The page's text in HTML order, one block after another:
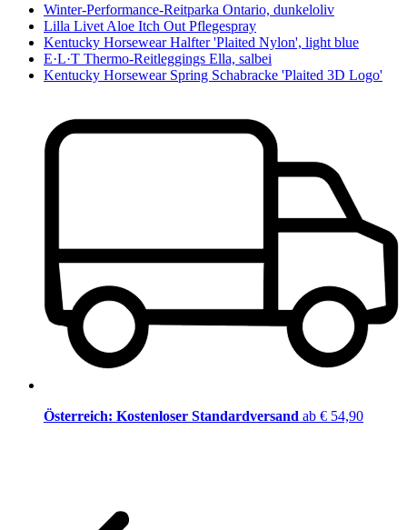
Winter-Performance-Reitparka Ontario, dunkeloliv
Lilla Livet Aloe Itch Out Pflegespray
Kentucky Horsewear Halfter 'Plaited Nylon', light blue
E·L·T Thermo-Reitleggings Ella, salbei
Kentucky Horsewear Spring Schabracke 'Plaited 3D Logo'
Österreich: Kostenloser Standardversand ab € 54,90